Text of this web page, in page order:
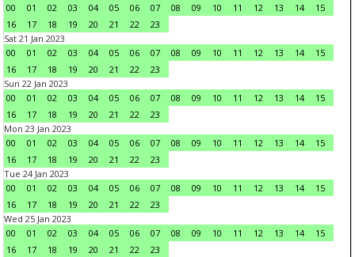
00
01 02 03 04 05 06 07 08 09 10 11 12 13 14
15
16
17 18 19 20 21 22
23
Sat 21 Jan 2023
00
01 02 03 04 05 06 07 08 09 10 11 12 13 14
15
16
17 18 19 20 21 22
23
Sun 22 Jan 2023
00
01 02 03 04 05 06 07 08 09 10 11 12 13 14
15
16
17 18 19 20 21 22
23
Mon 23 Jan 2023
00
01 02 03 04 05 06 07 08 09 10 11 12 13 14
15
16
17 18 19 20 21 22
23
Tue 24 Jan 2023
00
01 02 03 04 05 06 07 08 09 10 11 12 13 14
15
16
17 18 19 20 21 22
23
Wed 25 Jan 2023
00
01 02 03 04 05 06 07 08 09 10 11 12 13 14
15
16
17 18 19 20 21 22
23